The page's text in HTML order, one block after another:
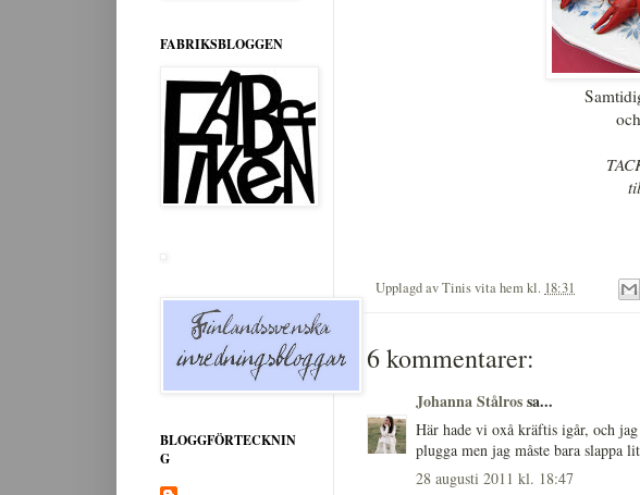
Upplagd avTinis vita hemkl. 18:31
6 kommentarer:
Johanna Stålrossa...
Här hade vi oxå kräftis igår, och
plugga men jag måste bara slappa
28 augusti 2011 kl. 18:47
FABRIKSBLOGGEN
BLOGGFÖRTECKNIN
G